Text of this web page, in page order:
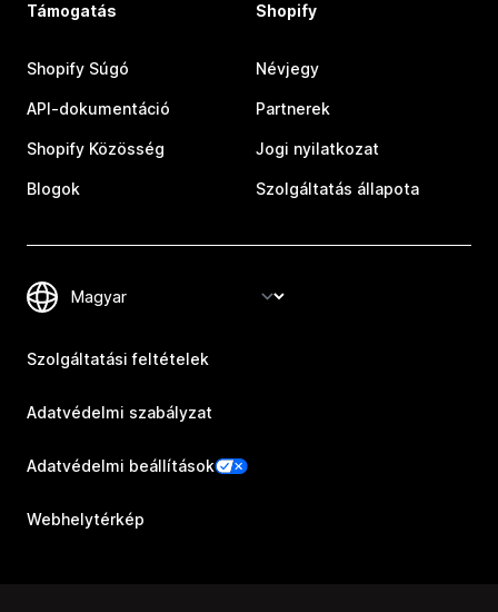
Támogatás
Shopify Súgó
API-dokumentáció
Shopify Közösség
Blogok
Shopify
Névjegy
Partnerek
Jogi nyilatkozat
Szolgáltatás állapota
Szolgáltatási feltételek
Adatvédelmi szabályzat
Adatvédelmi beállítások
Webhelytérkép